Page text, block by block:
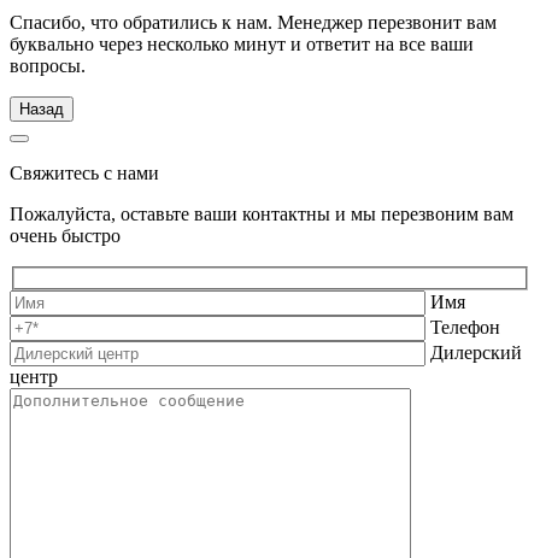
Спасибо, что обратились к нам. Менеджер перезвонит вам
буквально через несколько минут и ответит на все ваши
вопросы.
Назад
Свяжитесь с нами
Пожалуйста, оставьте ваши контактны и мы перезвоним вам
очень быстро
Имя
Телефон
Дилерский
центр